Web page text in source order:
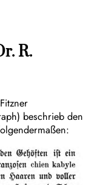
R.
beschrieb den